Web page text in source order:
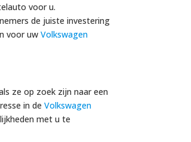
voor u.
de juiste investering
voor uwVolkswagen
ze op zoek zijn naar een
in deVolkswagen
met u te